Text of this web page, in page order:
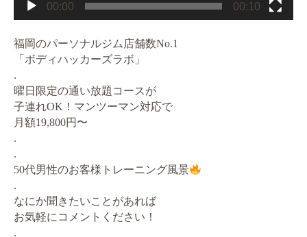
00:00 00:10
福岡のパーソナルジム店舗数No.1
「ボディハッカーズラボ」
.
曜日限定の通い放題コースが
子連れOK！マンツーマン対応で
月額19,800円〜
.
.
50代男性のお客様トレーニング風景
.
なにか聞きたいことがあれば
お気軽にコメントください！
.